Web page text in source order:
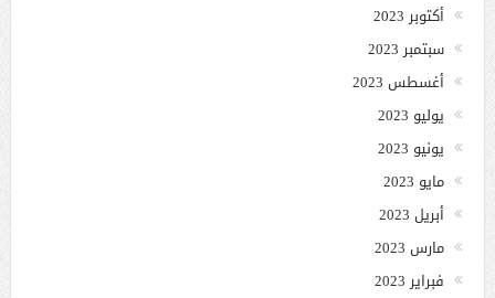
أكتوبر 2023
سبتمبر 2023
أغسطس 2023
يوليو 2023
يونيو 2023
مايو 2023
أبريل 2023
مارس 2023
فبراير 2023